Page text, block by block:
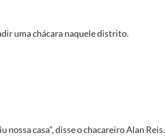
uma chácara naquele distrito.
casa”, disse o chacareiro Alan Reis.